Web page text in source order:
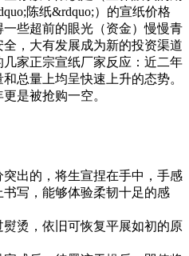
陈纸&rdquo;）的宣纸价格
些超前的眼光（资金）慢慢青
，大有发展成为新的投资渠道
家正宗宣纸厂家反应：近二年
总量上均呈快速上升的态势。
是被抢购一空。
出的，将生宣捏在手中，手感
写，能够体验柔韧十足的感
烫，依旧可恢复平展如初的原